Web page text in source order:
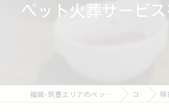
ペット火葬サービ
福岡･筑豊エリアのペット火葬ならペット訪問火葬ポピー コラム 移動